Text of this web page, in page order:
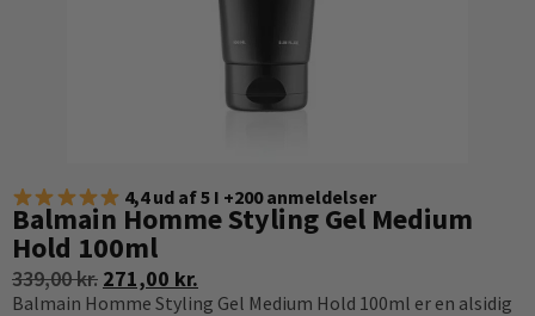
4,4 ud af 5 I +200 anmeldelser
Balmain Homme Styling Gel Medium
Hold 100ml
339,00kr. 271,00 kr.
Balmain Homme Styling Gel Medium Hold 100ml er en alsidig